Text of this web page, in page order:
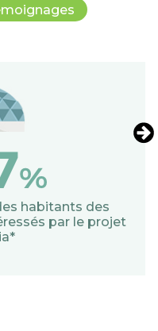
habitants des
par le projet